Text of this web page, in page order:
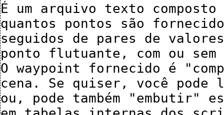
É um arquivo texto
quantos pontos são
seguidos de pares de
ponto flutuante, com ou
O waypoint fornecido é
cena. Se quiser, você
ou, pode também "embutir"